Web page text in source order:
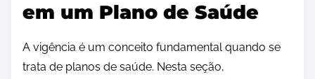
em um Plano de Saúde
A vigência é um conceito fundamental quando se
trata de planos de saúde. Nesta seção,